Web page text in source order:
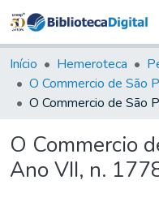
Início Hemeroteca
O Commercio de São
O Commercio
Ano VII, n.